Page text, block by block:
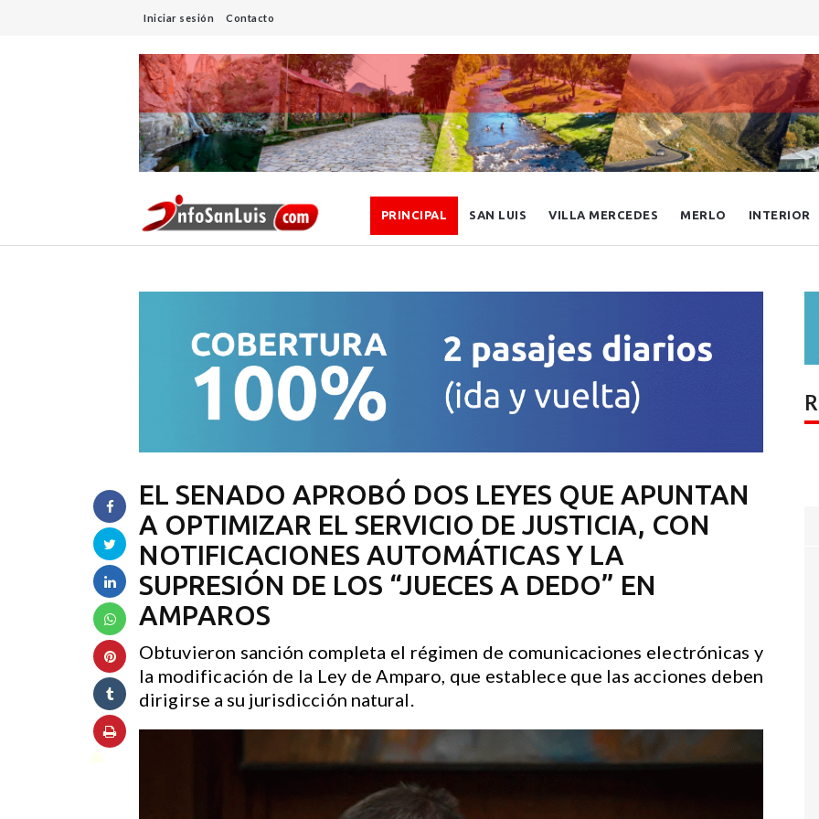
Iniciar sesión Contacto
PRINCIPAL SAN LUIS VILLA MERCEDES MERLO INTERIOR
EL SENADO APROBÓ DOS LEYES QUE APUNTAN
A OPTIMIZAR EL SERVICIO DE JUSTICIA, CON
NOTIFICACIONES AUTOMÁTICAS Y LA
SUPRESIÓN DE LOS “JUECES A DEDO” EN
AMPAROS
Obtuvieron sanción completa el régimen de comunicaciones electrónicas y
la modificación de la Ley de Amparo, que establece que las acciones deben
dirigirse a su jurisdicción natural.